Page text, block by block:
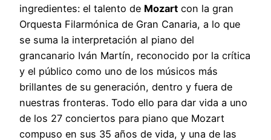
ingredientes: el talento de Mozart con la gran
Orquesta Filarmónica de Gran Canaria, a lo que
se suma la interpretación al piano del
grancanario Iván Martín, reconocido por la crítica
y el público como uno de los músicos más
brillantes de su generación, dentro y fuera de
nuestras fronteras. Todo ello para dar vida a uno
de los 27 conciertos para piano que Mozart
compuso en sus 35 años de vida, y una de las